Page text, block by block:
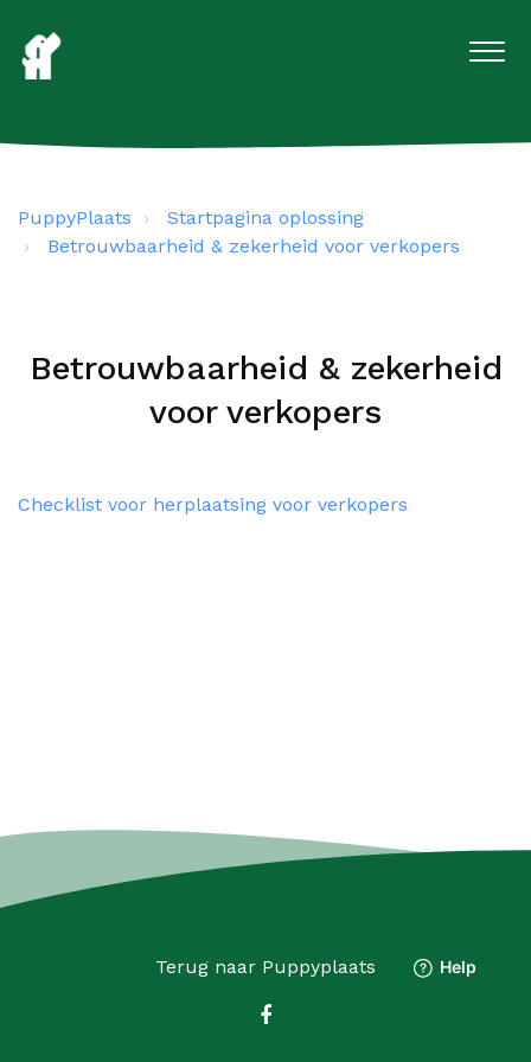
PuppyPlaats
Startpagina oplossing
Betrouwbaarheid & zekerheid voor verkopers
Betrouwbaarheid & zekerheid
voor verkopers
Checklist voor herplaatsing voor verkopers
Terug naar Puppyplaats